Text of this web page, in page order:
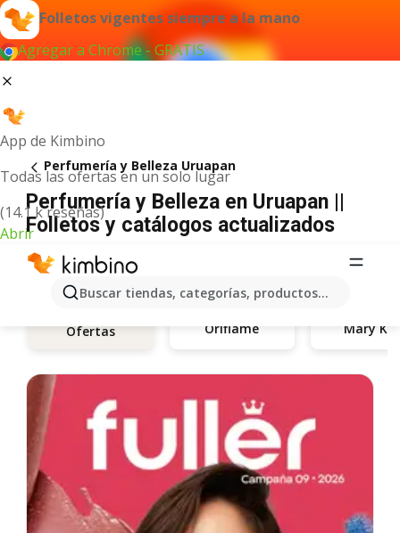
Folletos vigentes siempre a la mano
Agregar a Chrome - GRATIS
App de Kimbino
Todas las ofertas en un solo lugar
(14.1 k reseñas)
Abrir
Buscar tiendas, categorías, productos...
Perfumería y Belleza Uruapan
Perfumería y Belleza en Uruapan ||
Folletos y catálogos actualizados
Ofertas Oriflame Mary